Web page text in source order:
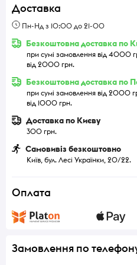
Доставка
Пн-Нд з 10:00 до 21-00
Безкоштовна доставка по
при сумі замовлення від 4000
від 2000 грн.
Безкоштовна доставка по
при сумі замовлення від 2000
від 1000 грн.
Доставка по Києву
300 грн.
Самовивіз безкоштовно
Київ, бул. Лесі Українки, 20/22.
Оплата
Замовлення по